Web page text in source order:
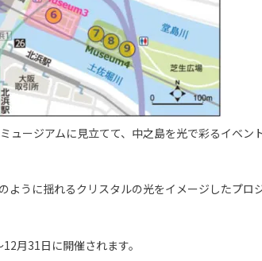
ュージアムに見立てて、中之島を光で彩るイベン
ように揺れるクリスタルの光をイメージしたプロ
月31日に開催されます。